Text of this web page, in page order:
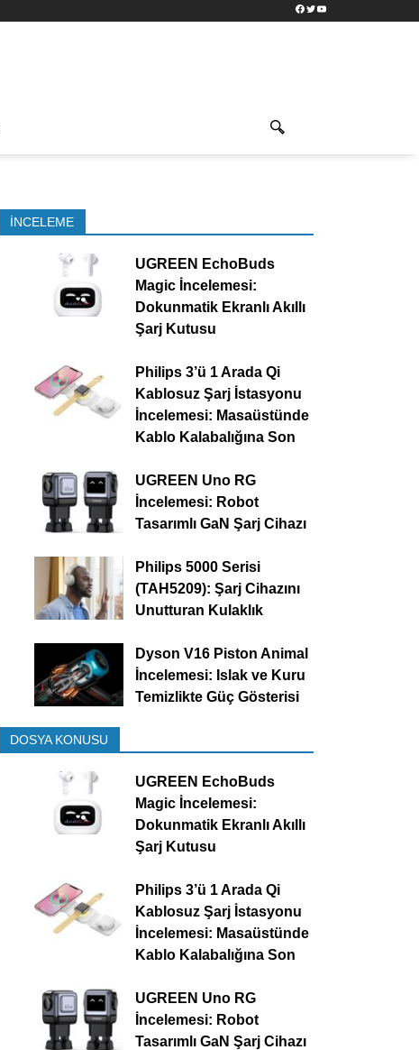
Facebook
TwitterYouTube
İNCELEME
UGREEN EchoBuds
Magic İncelemesi:
Dokunmatik Ekranlı Akıllı
Şarj Kutusu
Philips 3’ü 1 Arada Qi
Kablosuz Şarj İstasyonu
İncelemesi: Masaüstünde
Kablo Kalabalığına Son
UGREEN Uno RG
İncelemesi: Robot
Tasarımlı GaN Şarj Cihazı
Philips 5000 Serisi
(TAH5209): Şarj Cihazını
Unutturan Kulaklık
Dyson V16 Piston Animal
İncelemesi: Islak ve Kuru
Temizlikte Güç Gösterisi
DOSYA KONUSU
UGREEN EchoBuds
Magic İncelemesi:
Dokunmatik Ekranlı Akıllı
Şarj Kutusu
Philips 3’ü 1 Arada Qi
Kablosuz Şarj İstasyonu
İncelemesi: Masaüstünde
Kablo Kalabalığına Son
UGREEN Uno RG
İncelemesi: Robot
Tasarımlı GaN Şarj Cihazı